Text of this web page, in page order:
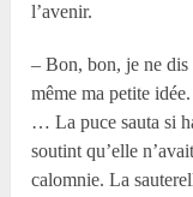
l’avenir.
– Bon, bon, je ne
même ma petite
… La puce sauta si
soutint qu’elle
calomnie. La